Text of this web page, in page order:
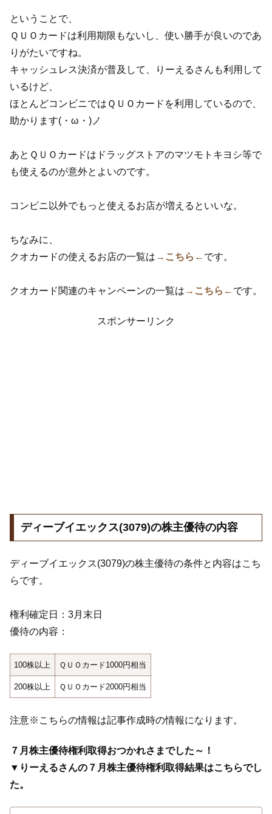
ということで、
ＱＵＯカードは利用期限もないし、使い勝手が良いのであ
りがたいですね。
キャッシュレス決済が普及して、りーえるさんも利用して
いるけど、
ほとんどコンビニではＱＵＯカードを利用しているので、
助かります(・ω・)ノ
あとＱＵＯカードはドラッグストアのマツモトキヨシ等で
も使えるのが意外とよいのです。
コンビニ以外でもっと使えるお店が増えるといいな。
ちなみに、
クオカードの使えるお店の一覧は →こちら← です。
クオカード関連のキャンペーンの一覧は →こちら← です。
スポンサーリンク
ディーブイエックス(3079)の株主優待の内容
ディーブイエックス(3079)の株主優待の条件と内容はこち
らです。
権利確定日：3月末日
優待の内容：
100株以上 ＱＵＯカード1000円相当
200株以上 ＱＵＯカード2000円相当
注意※こちらの情報は記事作成時の情報になります。
７月株主優待権利取得おつかれさまでした～！
▼りーえるさんの７月株主優待権利取得結果はこちらでし
た。